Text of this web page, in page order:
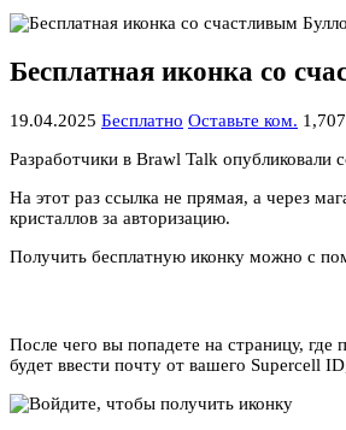
Бесплатная иконка со
19.04.2025 Бесплатно Оставьте ком.
Разработчики в Brawl Talk опубликовали
На этот раз ссылка не прямая, а через
кристаллов за авторизацию.
Получить бесплатную иконку можно с
После чего вы попадете на страницу,
будет ввести почту от вашего Supercell